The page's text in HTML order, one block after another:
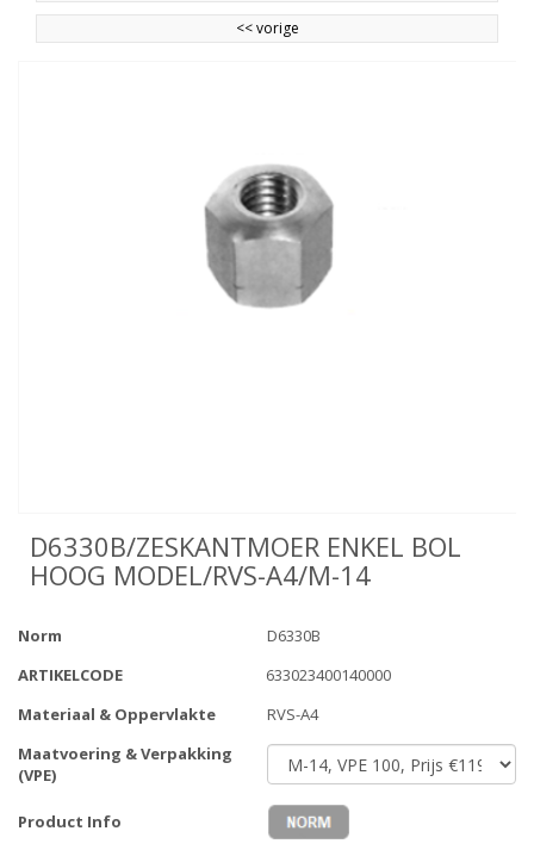
<<vorige
D6330B/ZESKANTMOER ENKEL BOL
HOOG MODEL/RVS-A4/M-14
Norm
D6330B
ARTIKELCODE
633023400140000
Materiaal & Oppervlakte
RVS-A4
Maatvoering & Verpakking
(VPE)
Product Info